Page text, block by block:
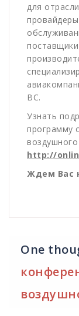
для
ВС.
Узнать
программу
http://
Ждем Вас
One